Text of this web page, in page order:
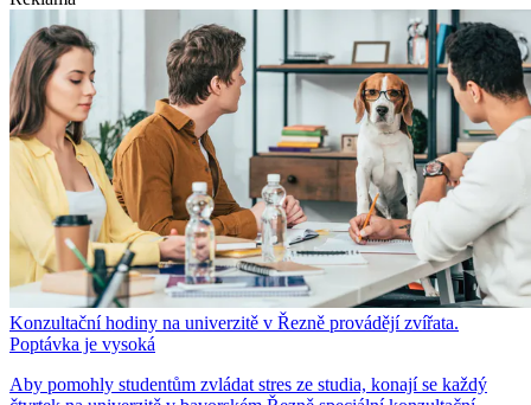
Konzultační hodiny na univerzitě v Řezně provádějí zvířata.
Poptávka je vysoká
Aby pomohly studentům zvládat stres ze studia, konají se každý